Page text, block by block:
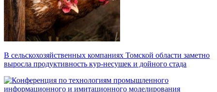
В сельскохозяйственных компаниях Томской области заметно
выросла продуктивность кур-несушек и дойного стада